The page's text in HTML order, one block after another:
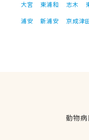
大宮 東浦和 志木
浦安 新浦安 京成津
動物